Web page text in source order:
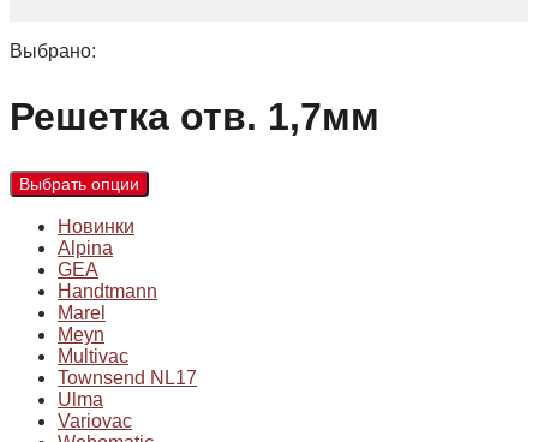
Выбрано:
Решетка отв. 1,7мм
Выбрать опции
Новинки
Alpina
GEA
Handtmann
Marel
Meyn
Multivac
Townsend NL17
Ulma
Variovac